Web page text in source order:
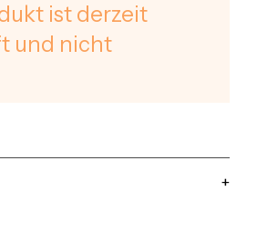
ist derzeit
und nicht